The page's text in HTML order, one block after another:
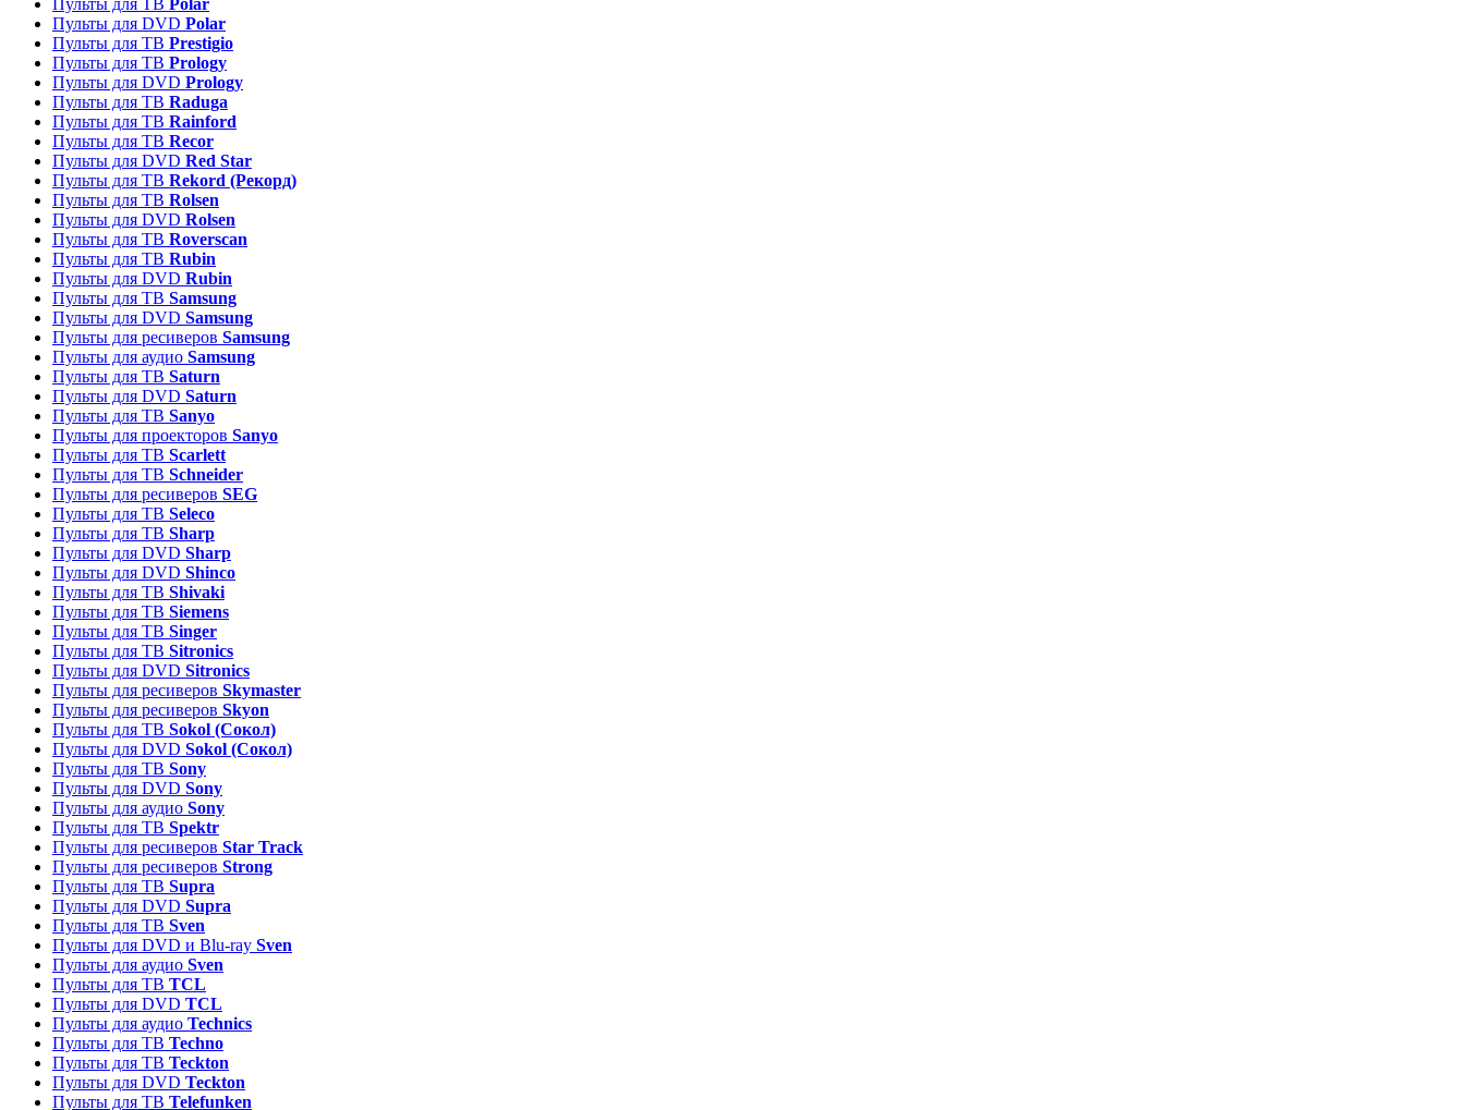
Пульты для DVD Polar
Пульты для ТВ Prestigio
Пульты для ТВ Prology
Пульты для DVD Prology
Пульты для ТВ Raduga
Пульты для ТВ Rainford
Пульты для ТВ Recor
Пульты для DVD Red Star
Пульты для ТВ Rekord (Рекорд)
Пульты для ТВ Rolsen
Пульты для DVD Rolsen
Пульты для ТВ Roverscan
Пульты для ТВ Rubin
Пульты для DVD Rubin
Пульты для ТВ Samsung
Пульты для DVD Samsung
Пульты для ресиверов Samsung
Пульты для аудио Samsung
Пульты для ТВ Saturn
Пульты для DVD Saturn
Пульты для ТВ Sanyo
Пульты для проекторов Sanyo
Пульты для ТВ Scarlett
Пульты для ТВ Schneider
Пульты для ресиверов SEG
Пульты для ТВ Seleco
Пульты для ТВ Sharp
Пульты для DVD Sharp
Пульты для DVD Shinco
Пульты для ТВ Shivaki
Пульты для ТВ Siemens
Пульты для ТВ Singer
Пульты для ТВ Sitronics
Пульты для DVD Sitronics
Пульты для ресиверов Skymaster
Пульты для ресиверов Skyon
Пульты для ТВ Sokol (Сокол)
Пульты для DVD Sokol (Сокол)
Пульты для ТВ Sony
Пульты для DVD Sony
Пульты для аудио Sony
Пульты для ТВ Spektr
Пульты для ресиверов Star Track
Пульты для ресиверов Strong
Пульты для ТВ Supra
Пульты для DVD Supra
Пульты для ТВ Sven
Пульты для DVD и Blu-ray Sven
Пульты для аудио Sven
Пульты для ТВ TCL
Пульты для DVD TCL
Пульты для аудио Technics
Пульты для ТВ Techno
Пульты для ТВ Teckton
Пульты для DVD Teckton
Пульты для ТВ Telefunken